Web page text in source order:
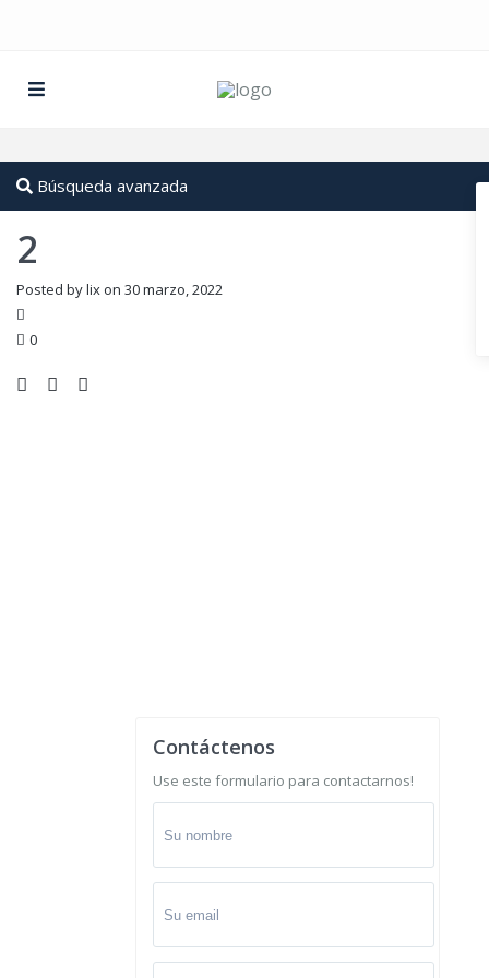
Búsqueda avanzada
2
Posted by lix on 30 marzo, 2022
0
Contáctenos
Use este formulario para contactarnos!